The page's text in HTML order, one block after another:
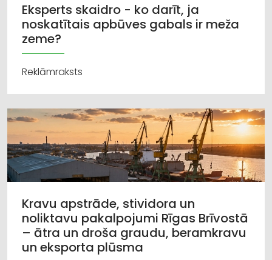
Eksperts skaidro - ko darīt, ja
noskatītais apbūves gabals ir meža
zeme?
Reklāmraksts
Kravu apstrāde, stividora un
noliktavu pakalpojumi Rīgas Brīvostā
– ātra un droša graudu, beramkravu
un eksporta plūsma